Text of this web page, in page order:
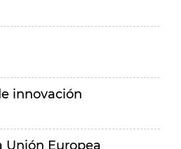
innovación
Unión Europea